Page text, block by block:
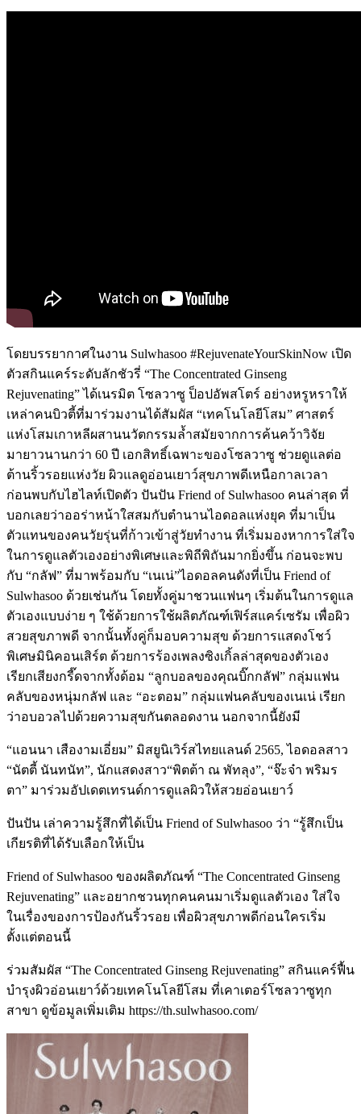
โดยบรรยากาศในงาน Sulwhasoo #RejuvenateYourSkinNow เปิด
ตัวสกินแคร์ระดับลักชัวรี่ “The Concentrated Ginseng
Rejuvenating” ได้เนรมิต โซลวาซู ป็อปอัพสโตร์ อย่างหรูหราให้
เหล่าคนบิวตี้ที่มาร่วมงานได้สัมผัส “เทคโนโลยีโสม” ศาสตร์
แห่งโสมเกาหลีผสานนวัตกรรมล้ำสมัยจากการค้นคว้าวิจัย
มายาวนานกว่า 60 ปี เอกสิทธิ์เฉพาะของโซลวาซู ช่วยดูแลต่อ
ต้านริ้วรอยแห่งวัย ผิวแลดูอ่อนเยาว์สุขภาพดีเหนือกาลเวลา
ก่อนพบกับไฮไลท์เปิดตัว ปันปัน Friend of Sulwhasoo คนล่าสุด ที่
บอกเลยว่าออร่าหน้าใสสมกับตำนานไอดอลแห่งยุค ที่มาเป็น
ตัวแทนของคนวัยรุ่นที่ก้าวเข้าสู่วัยทำงาน ที่เริ่มมองหาการใส่ใจ
ในการดูแลตัวเองอย่างพิเศษและพิถีพิถันมากยิ่งขึ้น ก่อนจะพบ
กับ “กลัฟ” ที่มาพร้อมกับ “เนเน่”ไอดอลคนดังที่เป็น Friend of
Sulwhasoo ด้วยเช่นกัน โดยทั้งคู่มาชวนแฟนๆ เริ่มต้นในการดูแล
ตัวเองแบบง่าย ๆ ใช้ด้วยการใช้ผลิตภัณฑ์เฟิร์สแคร์เซรัม เพื่อผิว
สวยสุขภาพดี จากนั้นทั้งคู่ก็มอบความสุข ด้วยการแสดงโชว์
พิเศษมินิคอนเสิร์ต ด้วยการร้องเพลงซิงเกิ้ลล่าสุดของตัวเอง
เรียกเสียงกรี๊ดจากทั้งด้อม “ลูกบอลของคุณบิ๊กกลัฟ” กลุ่มแฟน
คลับของหนุ่มกลัฟ และ “อะตอม” กลุ่มแฟนคลับของเนเน่ เรียก
ว่าอบอวลไปด้วยความสุขกันตลอดงาน นอกจากนี้ยังมี
“แอนนา เสืองามเอี่ยม” มิสยูนิเวิร์สไทยแลนด์ 2565, ไอดอลสาว
“นัตตี้ นันทนัท”, นักแสดงสาว“พิตต้า ณ พัทลุง”, “จ๊ะจ๋า พริมร
ตา” มาร่วมอัปเดตเทรนด์การดูแลผิวให้สวยอ่อนเยาว์
ปันปัน เล่าความรู้สึกที่ได้เป็น Friend of Sulwhasoo ว่า “รู้สึกเป็น
เกียรติที่ได้รับเลือกให้เป็น
Friend of Sulwhasoo ของผลิตภัณฑ์ “The Concentrated Ginseng
Rejuvenating” และอยากชวนทุกคนคนมาเริ่มดูแลตัวเอง ใส่ใจ
ในเรื่องของการป้องกันริ้วรอย เพื่อผิวสุขภาพดีก่อนใครเริ่ม
ตั้งแต่ตอนนี้
ร่วมสัมผัส “The Concentrated Ginseng Rejuvenating” สกินแคร์ฟื้น
บำรุงผิวอ่อนเยาว์ด้วยเทคโนโลยีโสม ที่เคาเตอร์โซลวาซูทุก
สาขา ดูข้อมูลเพิ่มเติม https://th.sulwhasoo.com/